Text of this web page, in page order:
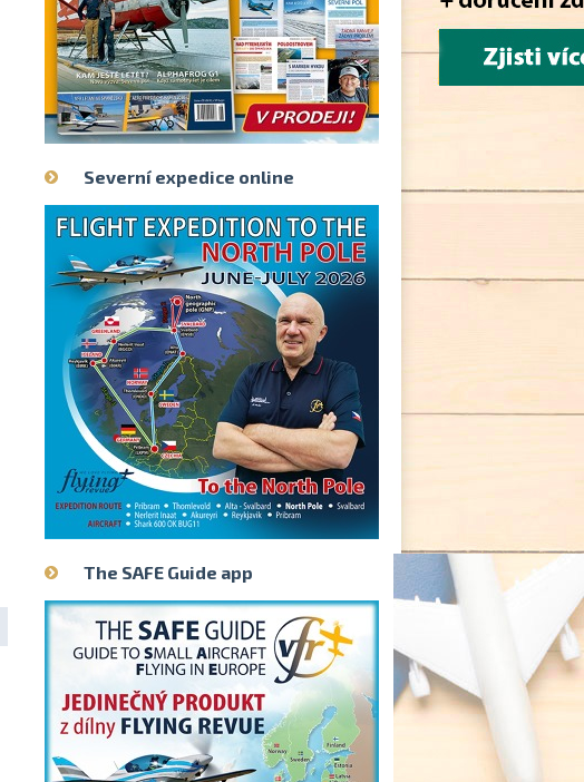
Severní expedice online
The SAFE Guide app